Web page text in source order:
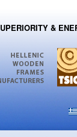
&